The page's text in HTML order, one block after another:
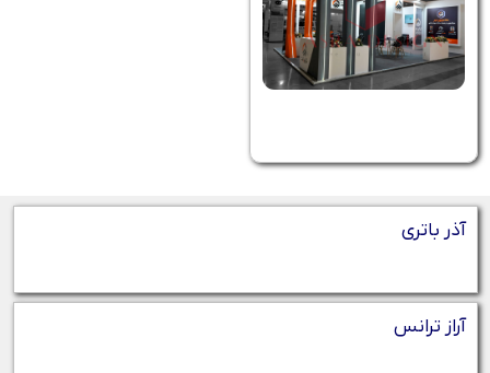
آذر باتری
آراز ترانس